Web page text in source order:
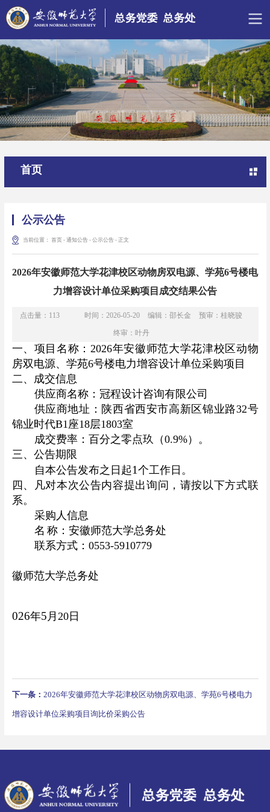
首页
公示公告
当前位置： 首页 - 通知公告 - 公示公告 - 正文
2026年安徽师范大学花津校区动物房双电源、学苑6号楼电
力增容设计单位采购项目成交结果公告
点击量： 113 时间：2026-05-20 编辑：邵长金 预审：桂晓骏
终审：叶丹
一、项目名称：2026年安徽师范大学花津校区动物
房双电源、学苑6号楼电力增容设计单位采购项目
二、成交信息
供应商名称：冠程设计咨询有限公司
供应商地址： 陕西省西安市高新区锦业路32号
锦业时代B1座18层1803室
成交费率： 百分之零点玖（0.9%）。
三、公告期限
自本公告发布之日起1个工作日。
四、凡对本次公告内容提出询问，请按以下方式联
系。
采购人信息
名 称：安徽师范大学总务处
联系方式： 0553-5910779
徽师范大学总务处
026年5 月 20日
下一条： 2026年安徽师范大学花津校区动物房双电源、学苑6号楼电力
增容设计单位采购项目询比价采购公告